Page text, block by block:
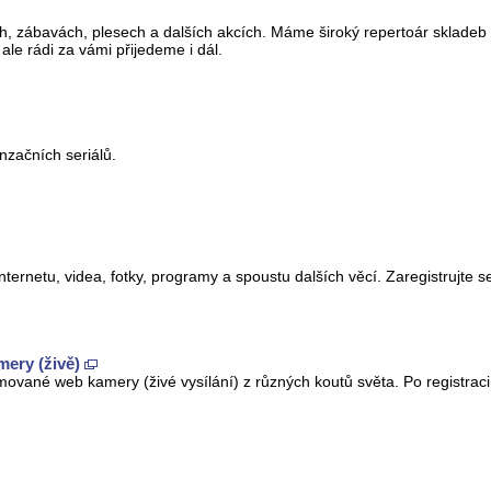
zábavách, plesech a dalších akcích. Máme široký repertoár
rádi za vámi přijedeme i dál.
seriálů.
videa, fotky, programy a spoustu dalších věcí. Zaregistrujte
(živě)
web kamery (živé vysílání) z různých koutů světa. Po